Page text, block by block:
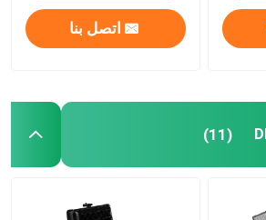
اتصل بنا
(11)